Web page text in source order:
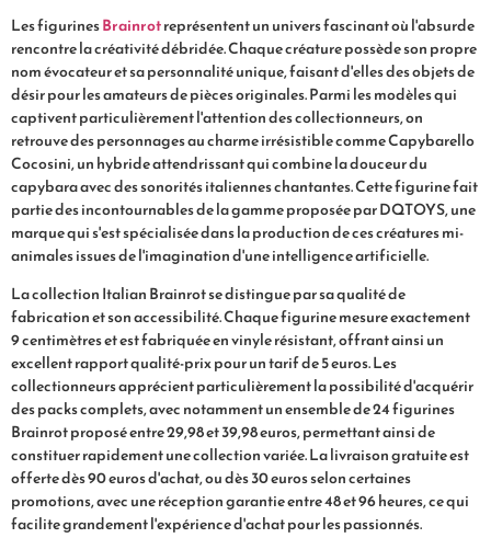
Les figurinesBrainrotreprésentent un univers fascinant où l'absurde
rencontre la créativité débridée. Chaque créature possède son propre
nom évocateur et sa personnalité unique, faisant d'elles des objets de
désir pour les amateurs de pièces originales. Parmi les modèles qui
captivent particulièrement l'attention des collectionneurs, on
retrouve des personnages au charme irrésistible comme Capybarello
Cocosini, un hybride attendrissant qui combine la douceur du
capybara avec des sonorités italiennes chantantes. Cette figurine fait
partie des incontournables de la gamme proposée par DQTOYS, une
marque qui s'est spécialisée dans la production de ces créatures mi-
animales issues de l'imagination d'une intelligence artificielle.
La collection Italian Brainrot se distingue par sa qualité de
fabrication et son accessibilité. Chaque figurine mesure exactement
9 centimètres et est fabriquée en vinyle résistant, offrant ainsi un
excellent rapport qualité-prix pour un tarif de 5 euros. Les
collectionneurs apprécient particulièrement la possibilité d'acquérir
des packs complets, avec notamment un ensemble de 24 figurines
Brainrot proposé entre 29,98 et 39,98 euros, permettant ainsi de
constituer rapidement une collection variée. La livraison gratuite est
offerte dès 90 euros d'achat, ou dès 30 euros selon certaines
promotions, avec une réception garantie entre 48 et 96 heures, ce qui
facilite grandement l'expérience d'achat pour les passionnés.